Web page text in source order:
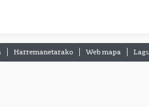
Harremanetarako Web mapa